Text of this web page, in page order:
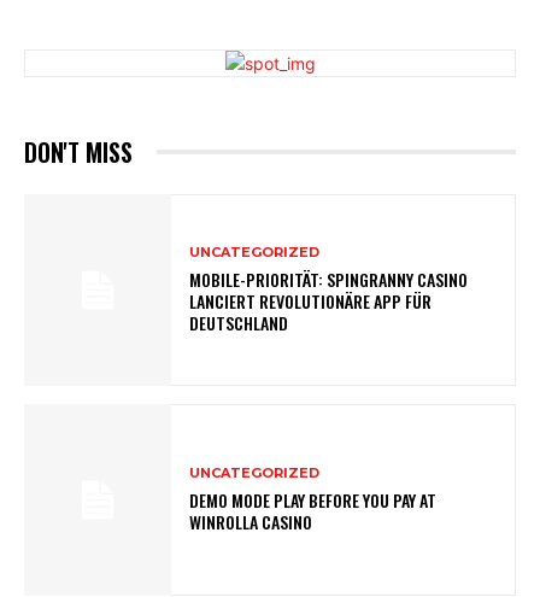
DON'T MISS
UNCATEGORIZED
MOBILE-PRIORITÄT: SPINGRANNY CASINO
LANCIERT REVOLUTIONÄRE APP FÜR
DEUTSCHLAND
UNCATEGORIZED
DEMO MODE PLAY BEFORE YOU PAY AT
WINROLLA CASINO